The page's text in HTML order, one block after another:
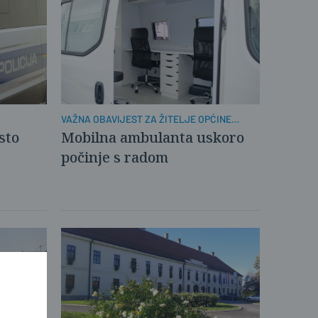
VAŽNA OBAVIJEST ZA ŽITELJE OPĆINE
KLAKAR
Mobilna ambulanta uskoro
počinje s radom